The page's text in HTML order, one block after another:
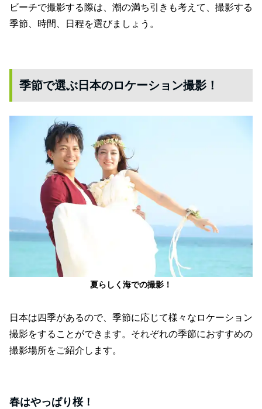
ビーチで撮影する際は、潮の満ち引きも考えて、撮影する
季節、時間、日程を選びましょう。
季節で選ぶ日本のロケーション撮影！
夏らしく海での撮影！
日本は四季があるので、季節に応じて様々なロケーション
撮影をすることができます。それぞれの季節におすすめの
撮影場所をご紹介します。
春はやっぱり桜！